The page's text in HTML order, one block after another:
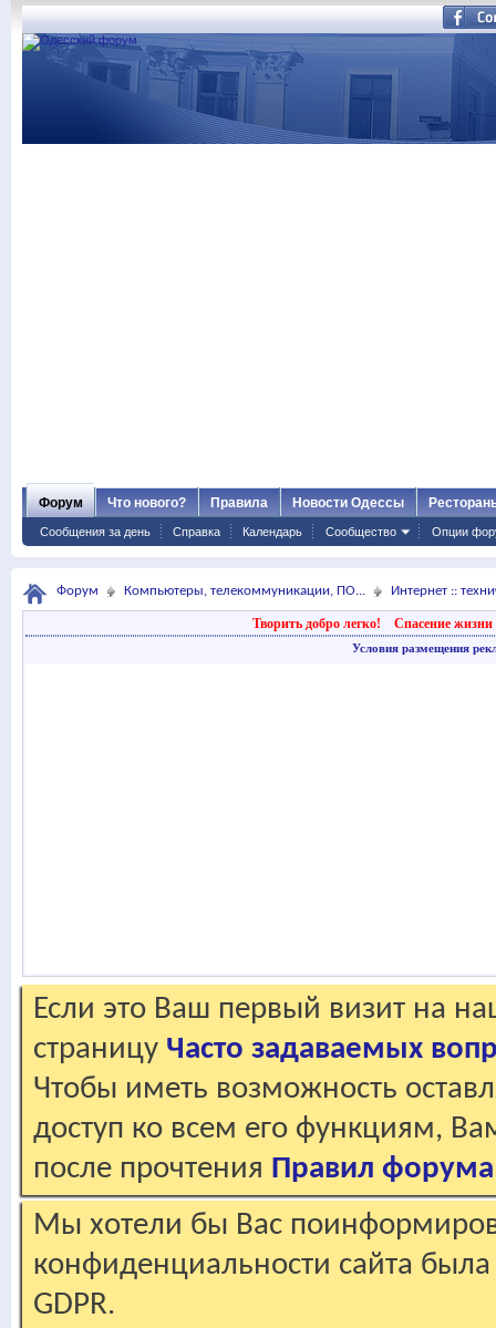
Форум
Сообщения за день Справка Календарь Сообщество Опции
Что нового? Правила Новости Одессы
Форум Компьютеры, телекоммуникации, ПО... Интернет ::
Творить добро легко! Спасение жизни
Условия размещения
Если это Ваш первый визит на
страницу Часто задаваемых
Чтобы иметь возможность
доступ ко всем его функциям,
после прочтения Правил форума
Мы хотели бы Вас
конфиденциальности сайта
GDPR.